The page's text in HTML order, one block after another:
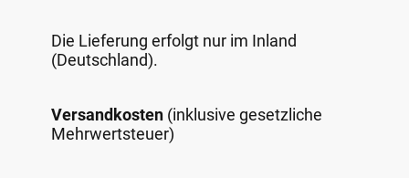
Die Lieferung erfolgt nur im Inland
(Deutschland).
Versandkosten (inklusive gesetzliche
Mehrwertsteuer)